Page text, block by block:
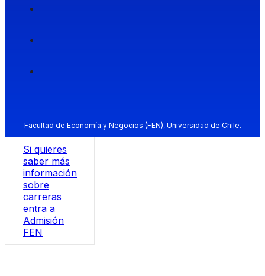
Facultad de Economía y Negocios (FEN), Universidad de Chile.
Si quieres
saber más
información
sobre
carreras
entra a
Admisión
FEN